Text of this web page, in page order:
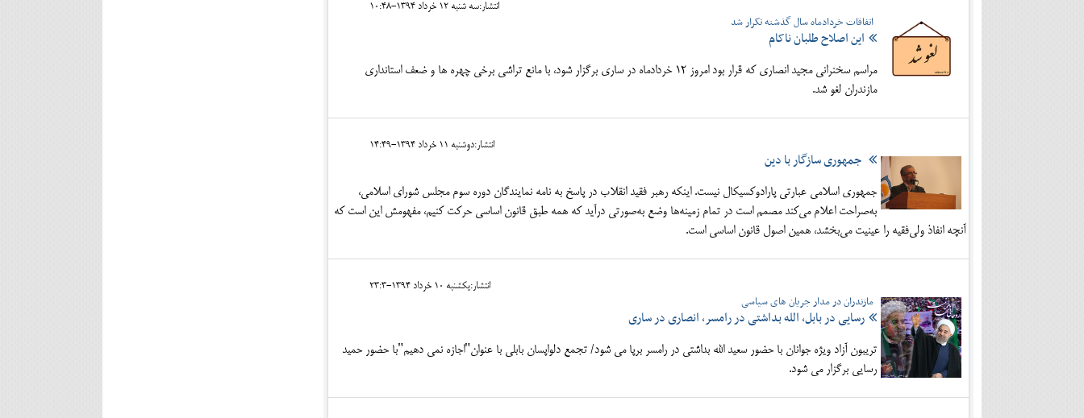
انتشار:سه شنبه 12 خرداد 1394-10:48
اتفاقات خردادماه سال گذشته تکرار شد
این اصلاح طلبان ناکام
مراسم سخنرانی مجید انصاری که قرار بود امروز 12 خردادماه در ساری برگزار شود، با مانع تراشی برخی چهره ها و ضعف استانداری
مازندران لغو شد.
انتشار:دوشنبه 11 خرداد 1394-14:49
جمهوری سازگار با دین
جمهوری اسلامی عبارتی پارادوکسیکال نیست. اینکه رهبر فقید انقلاب در پاسخ به نامه نمایندگان دوره سوم مجلس شورای اسلامی،
به‌صراحت اعلام می‌کند مصمم است در تمام زمینه‌ها وضع به‌صورتی درآید که همه طبق قانون اساسی حرکت کنیم، مفهومش این است که
آنچه انفاذ ولی‌فقیه را عینیت می‌بخشد، همین اصول قانون اساسی است.
انتشار:يکشنبه 10 خرداد 1394-23:3
مازندران در مدار جریان های سیاسی
رسایی در بابل، الله بداشتی در رامسر، انصاری در ساری
تریبون آزاد ویژه جوانان با حضور سعید الله بداشتی در رامسر برپا می شود/ تجمع دلواپسان بابلی با عنوان"اجازه نمی دهیم"با حضور حمید
رسایی برگزار می شود.